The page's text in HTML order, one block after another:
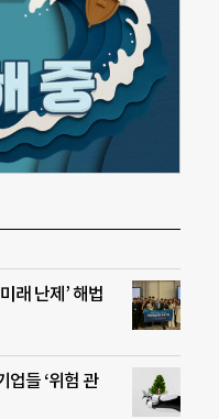
래 난제’ 해법
들 ‘위험 관